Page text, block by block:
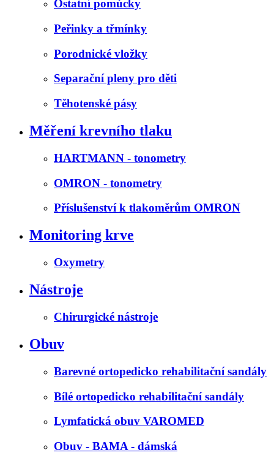
Ostatní pomůcky
Peřinky a třmínky
Porodnické vložky
Separační pleny pro děti
Těhotenské pásy
Měření krevního tlaku
HARTMANN - tonometry
OMRON - tonometry
Příslušenství k tlakoměrům OMRON
Monitoring krve
Oxymetry
Nástroje
Chirurgické nástroje
Obuv
Barevné ortopedicko rehabilitační sandály
Bílé ortopedicko rehabilitační sandály
Lymfatická obuv VAROMED
Obuv - BAMA - dámská